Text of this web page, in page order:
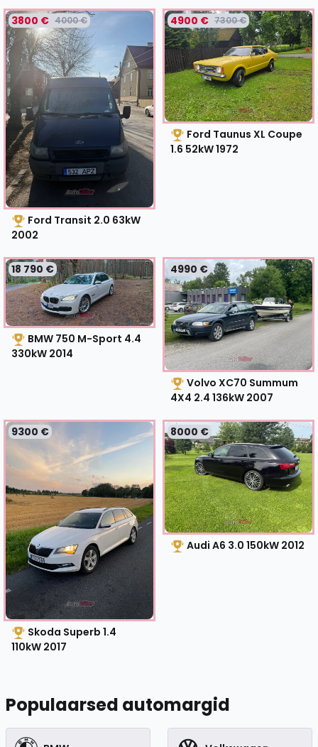
3800 € 4000 €
Ford Transit 2.0 63kW
2002
4900 € 7300 €
Ford Taunus XL Coupe
1.6 52kW1972
18 790 €
BMW 750 M-Sport 4.4
330kW 2014
4990 €
Volvo XC70 Summum
4X4 2.4 136kW 2007
9300 €
Skoda Superb 1.4
110kW 2017
8000 €
Audi A6 3.0 150kW 2012
Populaarsed automargid